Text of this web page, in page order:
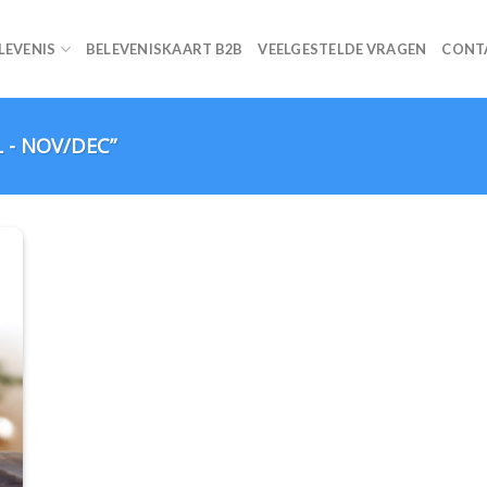
BELEVENISKAART B2B VEELGESTELDE VRAGEN
- NOV/DEC”